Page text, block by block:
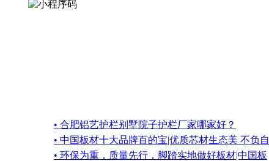
• 合肥铝艺护栏别墅院子护栏厂家哪家好？
• 中国板材十大品牌百的宝|优质芯材生态美 不负自
• 环保为重，质量先行，脚踏实地做好板材|中国板